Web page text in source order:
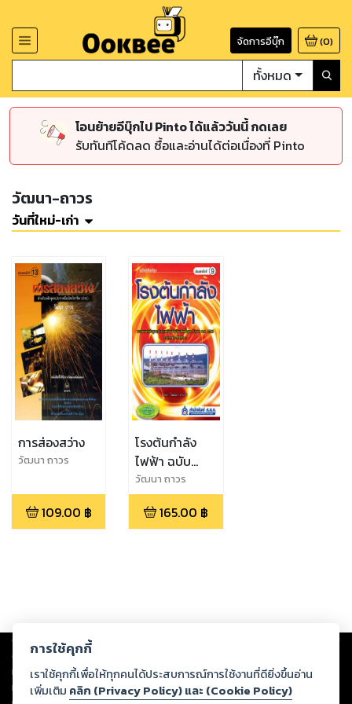
จัดการอีบุ๊ก (0)
ทั้งหมด
โอนย้ายอีบุ๊กไป Pinto ได้แล้ววันนี้ กดเลย
รับทันทีโค้ดลด ซื้อและอ่านได้ต่อเนื่องที่ Pinto
วัฒนา-ถาวร
วันที่ใหม่-เก่า
การส่องสว่าง
วัฒนา ถาวร
109.00 ฿
โรงต้นกำลัง
ไฟฟ้า ฉบับ
ปรับปรุง
วัฒนา ถาวร
165.00 ฿
Copyright © 2026
ต่อผลงานหรือเนื้อหาใดที่อัปโหลดผ่านเว็บไซต์และปรากฏว่าละเมิดสิทธิใน
ทรัพย์สินทางปัญญาของบุคคลอื่นหรือขัดต่อกฎหมายและศีลธรรม ดังนั้น ผู้อ่าน
ทุกท่านโปรดใช้วิจารณญาณในการกลั่นกรองด้วยตนเอง และหากท่านพบว่าส่วน
การใช้คุกกี้
เราใช้คุกกี้เพื่อให้ทุกคนได้ประสบการณ์การใช้งานที่ดียิ่งขึ้นอ่าน
เพิ่มเติม คลิก (Privacy Policy) และ (Cookie Policy)